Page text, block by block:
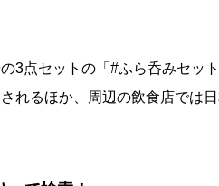
3点セットの「#ふら呑みセッ
れるほか、周辺の飲食店では日